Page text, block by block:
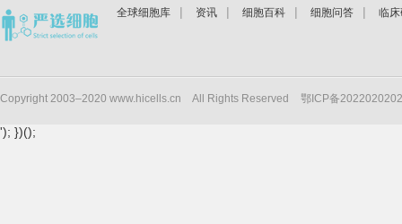
全球细胞库 | 资讯 | 细胞百科 | 细胞问答 | 临
Copyright 2003–2020 www.hicells.cn All Rights Reserved 鄂ICP备
'); })();